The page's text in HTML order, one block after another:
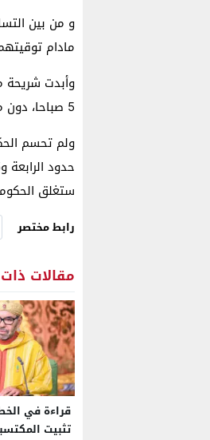
و من بين
مادام
5 صباحا، دون مراعاة رغبة المصلين في تأدية صلاتي العشاء و الفجر بالمساجد.
ستغلق
رابط مختصر
مقالات
قراءة في
تثبيت